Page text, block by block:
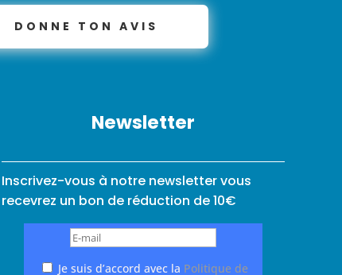
DONNE TON AVIS
Newsletter
Inscrivez-vous à notre newsletter vous
recevrez un bon de réduction de 10€
Je suis d’accord avec la Politique de